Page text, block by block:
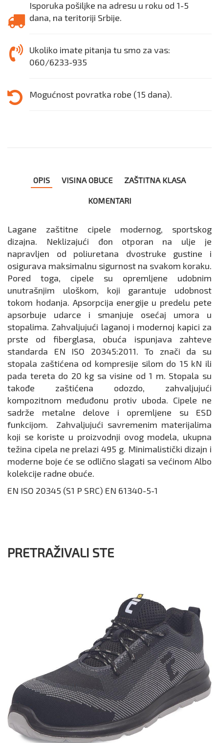
Isporuka pošiljke na adresu u roku od 1-5
dana, na teritoriji Srbije.
Ukoliko imate pitanja tu smo za vas:
060/6233-935
Mogućnost povratka robe (15 dana).
OPIS VISINA OBUCE ZAŠTITNA KLASA
KOMENTARI
Lagane zaštitne cipele modernog, sportskog
dizajna. Neklizajući đon otporan na ulje je
napravljen od poliuretana dvostruke gustine i
osigurava maksimalnu sigurnost na svakom koraku.
Pored toga, cipele su opremljene udobnim
unutrašnjim uloškom, koji garantuje udobnost
tokom hodanja. Apsorpcija energije u predelu pete
apsorbuje udarce i smanjuje osećaj umora u
stopalima. Zahvaljujući laganoj i modernoj kapici za
prste od fiberglasa, obuća ispunjava zahteve
standarda EN ISO 20345:2011. To znači da su
stopala zaštićena od kompresije silom do 15 kN ili
pada tereta do 20 kg sa visine od 1 m. Stopala su
takođe zaštićena odozdo, zahvaljujući
kompozitnom međuđonu protiv uboda. Cipele ne
sadrže metalne delove i opremljene su ESD
funkcijom. Zahvaljujući savremenim materijalima
koji se koriste u proizvodnji ovog modela, ukupna
težina cipela ne prelazi 495 g. Minimalistički dizajn i
moderne boje će se odlično slagati sa većinom Albo
kolekcije radne obuće.
EN ISO 20345 (S1 P SRC) EN 61340-5-1
PRETRAŽIVALI STE